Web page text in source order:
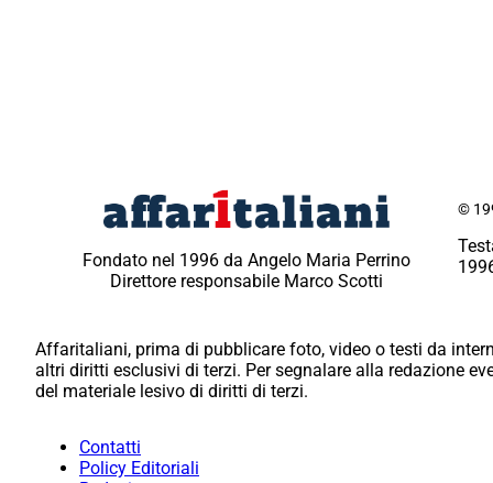
Fondato nel 1996 da Angelo Maria Perrino
Direttore responsabile Marco Scotti
©
Affaritaliani, prima di pubblicare foto, video o testi da
altri diritti esclusivi di terzi. Per segnalare alla redazione
del materiale lesivo di diritti di terzi.
Contatti
Policy Editoriali